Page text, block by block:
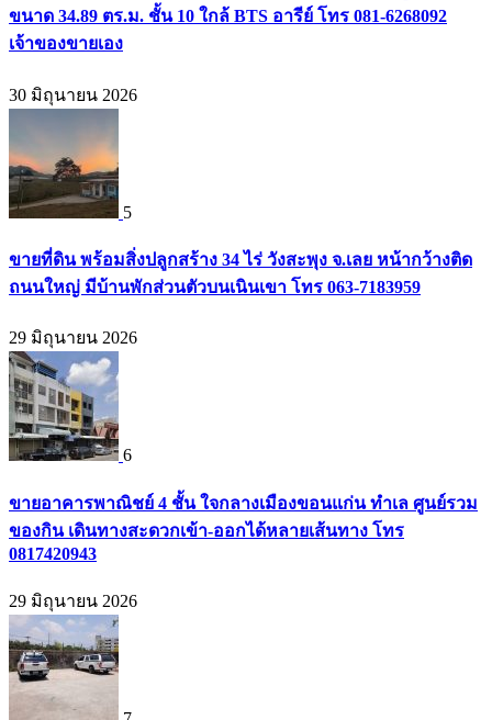
ขนาด 34.89 ตร.ม. ชั้น 10 ใกล้ BTS อารีย์ โทร 081-6268092
เจ้าของขายเอง
30 มิถุนายน 2026
5
ขายที่ดิน พร้อมสิ่งปลูกสร้าง 34 ไร่ วังสะพุง จ.เลย หน้ากว้างติด
ถนนใหญ่ มีบ้านพักส่วนตัวบนเนินเขา โทร 063-7183959
29 มิถุนายน 2026
6
ขายอาคารพาณิชย์ 4 ชั้น ใจกลางเมืองขอนแก่น ทำเล ศูนย์รวม
ของกิน เดินทางสะดวกเข้า-ออกได้หลายเส้นทาง โทร
0817420943
29 มิถุนายน 2026